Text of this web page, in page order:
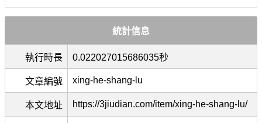
統計信息
執行時長 0.022027015686035秒
文章編號 xing-he-shang-lu
本文地址 https://3jiudian.com/item/xing-he-shang-lu/